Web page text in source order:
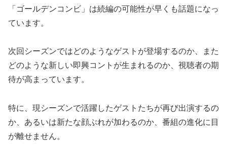
「ゴールデンコンビ」は続編の可能性が早くも話題になっ
ています。
次回シーズンではどのようなゲストが登場するのか、また
どのような新しい即興コントが生まれるのか、視聴者の期
待が高まっています。
特に、現シーズンで活躍したゲストたちが再び出演するの
か、あるいは新たな顔ぶれが加わるのか、番組の進化に目
が離せません。